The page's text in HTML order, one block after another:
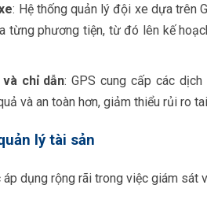
: Hệ thống quản lý đội xe dựa trên
từng phương tiện, từ đó lên kế
chỉ dẫn: GPS cung cấp các
và an toàn hơn, giảm thiểu rủi ro
lý tài sản
dụng rộng rãi trong việc giám sát